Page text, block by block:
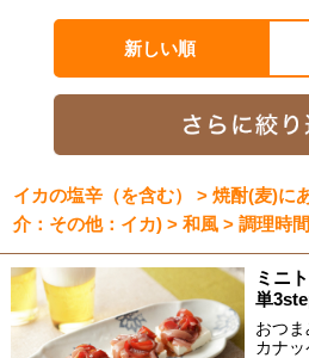
新しい順
イカの塩辛（を含む） > 焼酎(麦)に
介：その他：イカ) > 和風 > 調理時
ミニ
単
おつ
カナッ